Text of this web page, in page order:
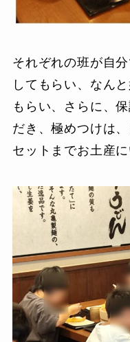
それぞれの班が自
してもらい、なん
もらい、さらに、
だき、極めつけは
セットまでお土産